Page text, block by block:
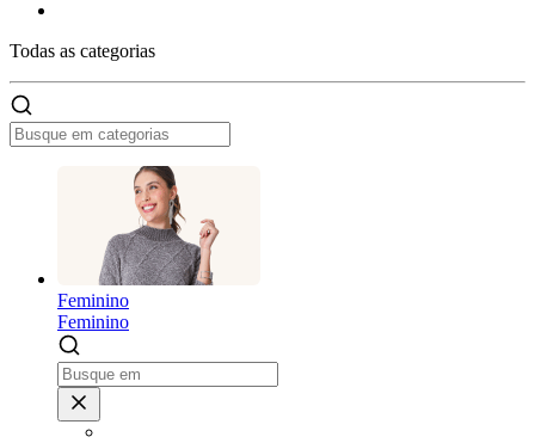
Todas as categorias
Feminino
Feminino